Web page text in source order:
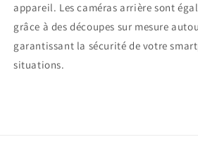
appareil. Les caméras arrière sont
grâce à des découpes sur mesure
garantissant la sécurité de votre
situations.